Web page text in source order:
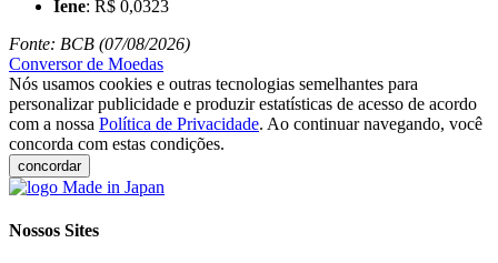
Iene: R$ 0,0323
Fonte: BCB (07/08/2026)
Conversor de Moedas
Nós usamos cookies e outras tecnologias semelhantes para
personalizar publicidade e produzir estatísticas de acesso de acordo
com a nossa Política de Privacidade. Ao continuar navegando, você
concorda com estas condições.
concordar
Nossos Sites